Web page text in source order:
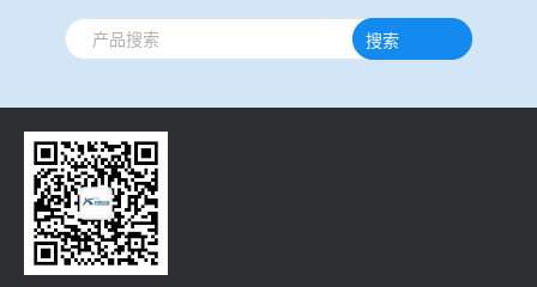
高炉配吹煤检测设备
冶金石灰活性度测定仪
矿石、焦炭物理检测及制样设备
视频观赏
企业荣誉
爱游戏平台-爱游戏（中国）一站式服务平台
搜索